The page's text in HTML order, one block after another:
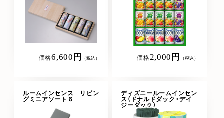
価格6,600円 （税込） 価格2,000円 （税込）
ルームインセンス リビン
グミニアソート６
ディズニールームインセン
ス（ドナルドダック・デイ
ジーダック）